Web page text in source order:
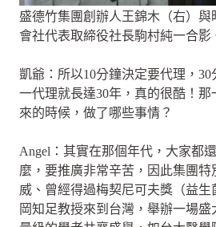
盛德竹集團創辦人王錦木（右）
會社代表取締役社長駒村純一合影
凱爺：所以10分鐘決定要代理，
一代理就長達30年，真的很酷！
來的時候，做了哪些事情？
Angel：其實在那個年代，大家都
麼，要推廣非常辛苦，因此集團
威、曾經得過梅契尼可夫獎（益
岡知足教授來到台灣，舉辦一場